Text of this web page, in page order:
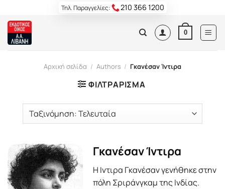
content
Τηλ. Παραγγελίες: 210 366 1200
0
Αρχική σελίδα / Authors / Γκανέσαν Ίντιρα
ΦΙΛΤΡΆΡΙΣΜΑ
Γκανέσαν Ίντιρα
Η Ιντιρα Γκανέσαν γενήθηκε στην
πόλη Σριράνγκαμ της Ινδίας.